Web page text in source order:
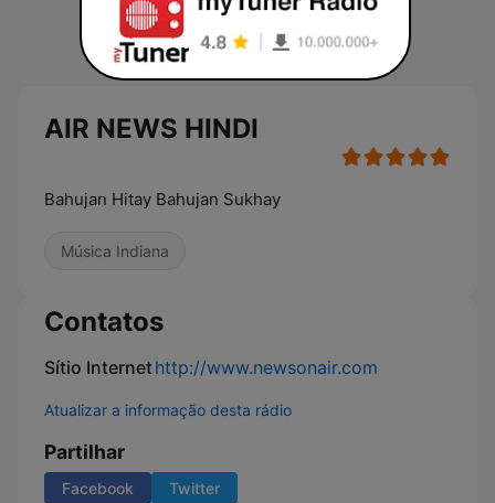
AIR NEWS HINDI
Bahujan Hitay Bahujan Sukhay
Música Indiana
Contatos
Sítio Internethttp://www.newsonair.com
Atualizar a informação desta rádio
Partilhar
Facebook Twitter